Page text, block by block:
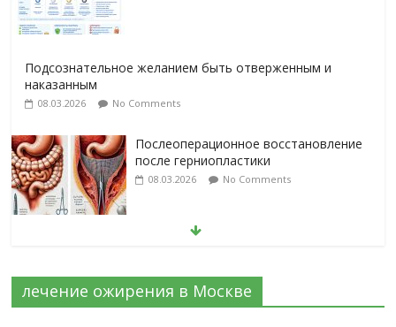
Подсознательное желанием быть отверженным и
наказанным
08.03.2026 No Comments
Послеоперационное восстановление
после герниопластики
08.03.2026 No Comments
технологии
06.03.2026 No Comments
лечение ожирения в Москве